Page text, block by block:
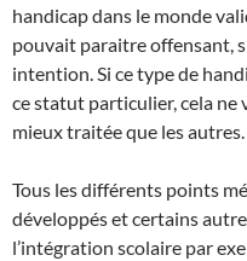
handicap dans le monde
pouvait paraitre offensant,
intention. Si ce type de
ce statut particulier, cela ne
mieux traitée que les autres.
Tous les différents points
développés et certains
l’intégration scolaire par